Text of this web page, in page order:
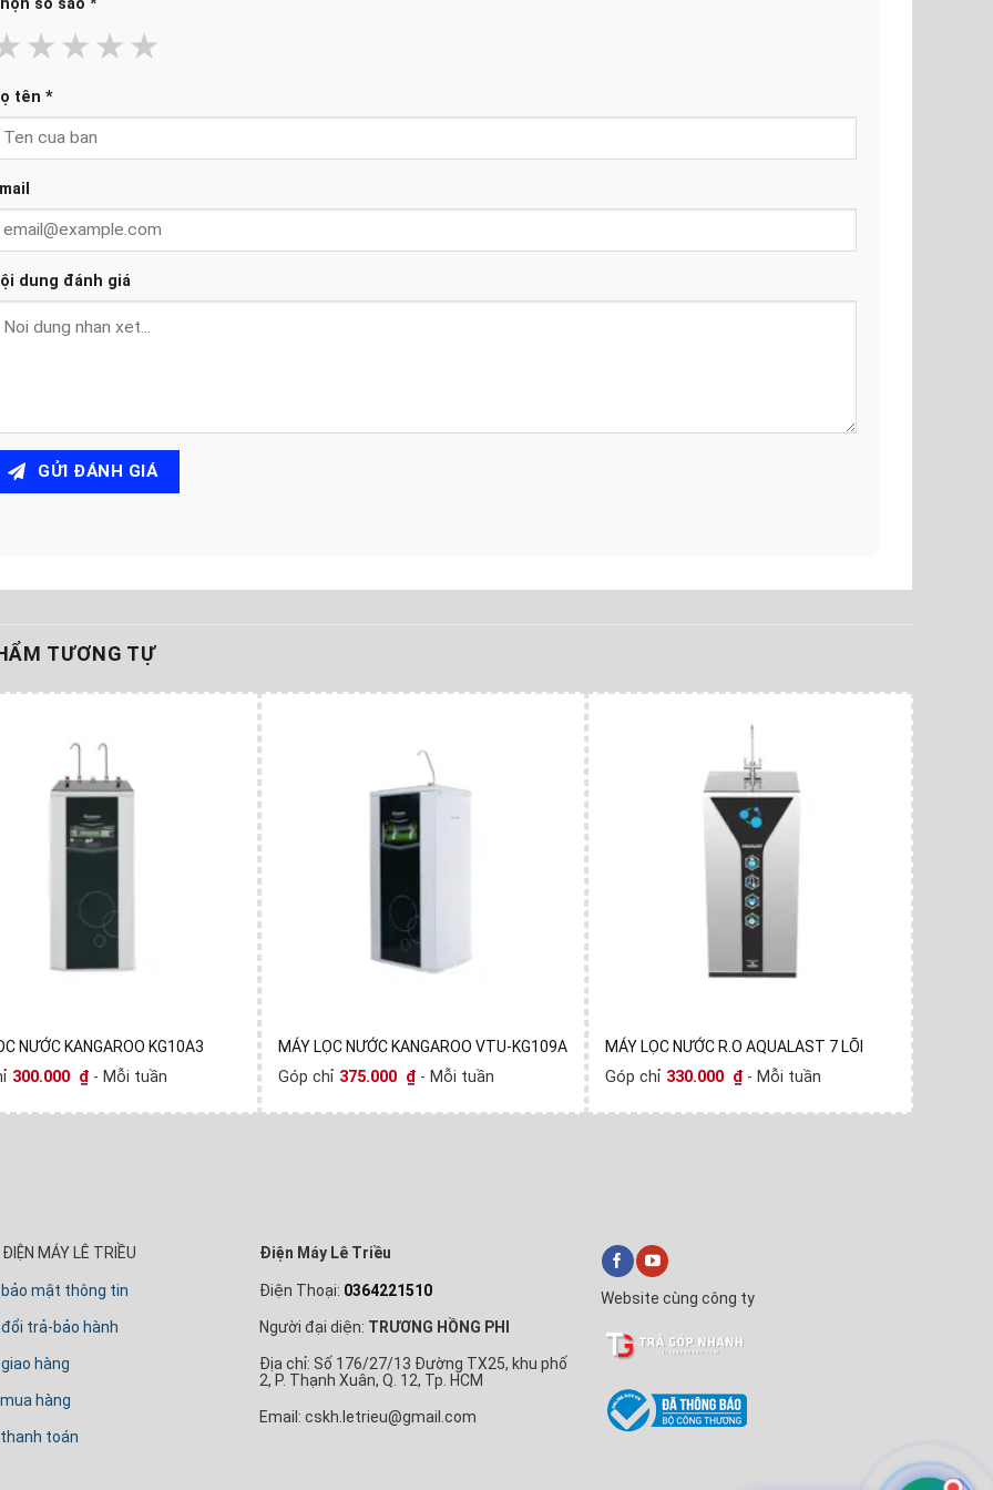
số sao *
★
★
★
★
tên *
dung đánh giá
GỬI ĐÁNH GIÁ
TƯƠNG TỰ
NƯỚC KANGAROO KG10A3
300.000 ₫ - Mỗi tuần
MÁY LỌC NƯỚC KANGAROO VTU-KG109A
Góp chỉ 375.000 ₫ - Mỗi tuần
MÁY LỌC NƯỚC R.O AQUALAST 7 LÕI
Góp chỉ 330.000 ₫ - Mỗi tuần
MÁY LÊ TRIỀU
mật thông tin
trả-bảo hành
hàng
hàng
toán
Điện Máy Lê Triều
Điện Thoại: 0364221510
Người đại diện: TRƯƠNG HỒNG PHI
Địa chỉ: Số 176/27/13 Đường TX25, khu phố
2, P. Thạnh Xuân, Q. 12, Tp. HCM
Email: cskh.letrieu@gmail.com
Website cùng công ty